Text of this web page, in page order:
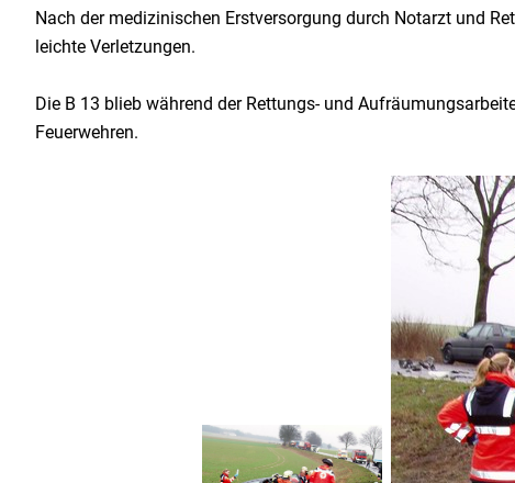
Nach der medizinischen Erstversorgung durch Notarzt und
leichte Verletzungen.
Die B 13 blieb während der Rettungs- und
Feuerwehren.